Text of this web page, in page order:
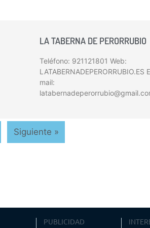
LA TABERNA DE PERORRUBIO
Teléfono: 921121801 Web:
LATABERNADEPERORRUBIO.ES
mail:
Siguiente »
PUBLICIDAD